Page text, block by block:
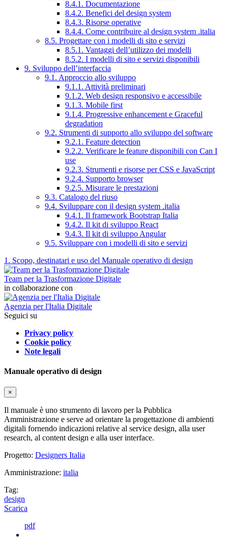
8.4.1. Documentazione
8.4.2. Benefici del design system
8.4.3. Risorse operative
8.4.4. Come contribuire al design system .italia
8.5. Progettare con i modelli di sito e servizi
8.5.1. Vantaggi dell’utilizzo dei modelli
8.5.2. I modelli di sito e servizi disponibili
9. Sviluppo dell’interfaccia
9.1. Approccio allo sviluppo
9.1.1. Attività preliminari
9.1.2. Web design responsivo e accessibile
9.1.3. Mobile first
9.1.4. Progressive enhancement e Graceful
degradation
9.2. Strumenti di supporto allo sviluppo del software
9.2.1. Feature detection
9.2.2. Verificare le feature disponibili con Can I
use
9.2.3. Strumenti e risorse per CSS e JavaScript
9.2.4. Supporto browser
9.2.5. Misurare le prestazioni
9.3. Catalogo del riuso
9.4. Sviluppare con il design system .italia
9.4.1. Il framework Bootstrap Italia
9.4.2. Il kit di sviluppo React
9.4.3. Il kit di sviluppo Angular
9.5. Sviluppare con i modelli di sito e servizi
1. Scopo, destinatari e uso del Manuale operativo di design
Team per la Trasformazione Digitale
in collaborazione con
Agenzia per l'Italia Digitale
Seguici su
Privacy policy
Cookie policy
Note legali
Manuale operativo di design
×
Il manuale è uno strumento di lavoro per la Pubblica
Amministrazione e serve ad orientare la progettazione di ambienti
digitali fornendo indicazioni relative al service design, alla user
research, al content design e alla user interface.
Progetto: Designers Italia
Amministrazione: italia
Tag:
design
Scarica
pdf